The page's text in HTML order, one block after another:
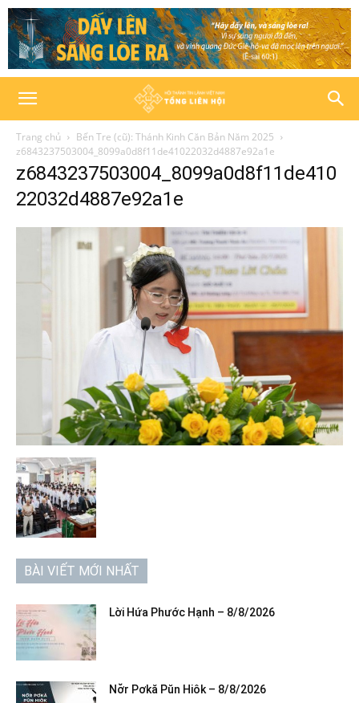
Trang chủ
Bến Tre (cũ): Thánh Kinh Căn Bản Năm 2025
z6843237503004_8099a0d8f11de41022032d4887e92a1e
z6843237503004_8099a0d8f11de410
22032d4887e92a1e
BÀI VIẾT MỚI NHẤT
Lời Hứa Phước Hạnh – 8/8/2026
Nơ̆r Pơkă Pŭn Hiôk – 8/8/2026